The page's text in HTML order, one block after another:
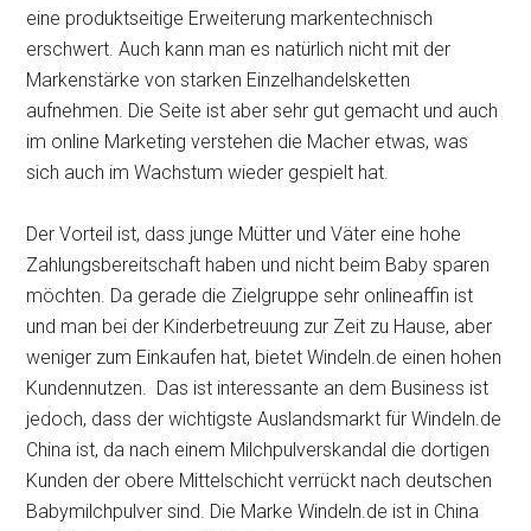
eine produktseitige Erweiterung markentechnisch
erschwert. Auch kann man es natürlich nicht mit der
Markenstärke von starken Einzelhandelsketten
aufnehmen. Die Seite ist aber sehr gut gemacht und auch
im online Marketing verstehen die Macher etwas, was
sich auch im Wachstum wieder gespielt hat.
Der Vorteil ist, dass junge Mütter und Väter eine hohe
Zahlungsbereitschaft haben und nicht beim Baby sparen
möchten. Da gerade die Zielgruppe sehr onlineaffin ist
und man bei der Kinderbetreuung zur Zeit zu Hause, aber
weniger zum Einkaufen hat, bietet Windeln.de einen hohen
Kundennutzen. Das ist interessante an dem Business ist
jedoch, dass der wichtigste Auslandsmarkt für Windeln.de
China ist, da nach einem Milchpulverskandal die dortigen
Kunden der obere Mittelschicht verrückt nach deutschen
Babymilchpulver sind. Die Marke Windeln.de ist in China